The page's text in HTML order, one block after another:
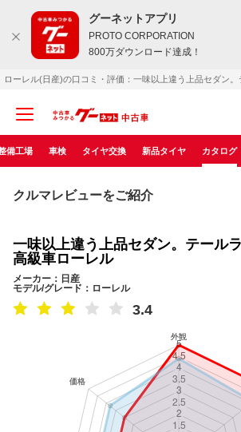
グーネットアプリ
PROTO CORPORATION
800万ダウンロード達成！
備工場 車検 タイヤ交換 新品タイヤ カタログ
クルマレビューをご紹介
一味以上違う上品セダン。テール
高級車ローレル
メーカー：日産
モデル/グレード：ローレル
3.4